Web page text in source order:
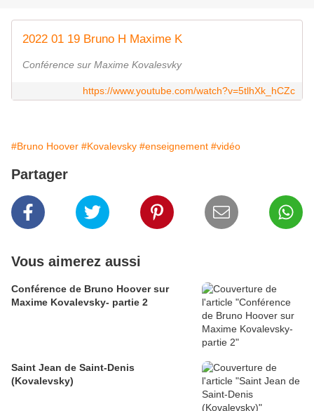
2022 01 19 Bruno H Maxime K
Conférence sur Maxime Kovalesvky
https://www.youtube.com/watch?v=5tlhXk_hCZc
#Bruno Hoover #Kovalevsky #enseignement #vidéo
Partager
Vous aimerez aussi
Conférence de Bruno Hoover sur
Maxime Kovalevsky- partie 2
Saint Jean de Saint-Denis
(Kovalevsky)